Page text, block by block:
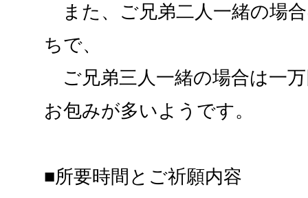
また、ご兄弟二人一緒の場
ちで、
ご兄弟三人一緒の場合は一
お包みが多いようです。
■所要時間とご祈願内容